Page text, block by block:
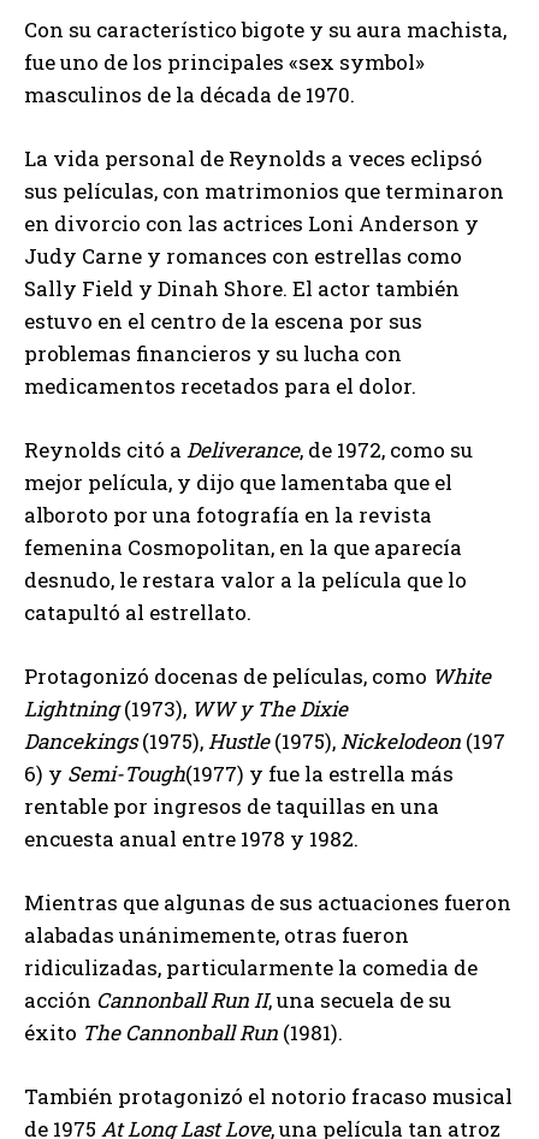
Con su característico bigote y su aura machista,
fue uno de los principales «sex symbol»
masculinos de la década de 1970.
La vida personal de Reynolds a veces eclipsó
sus películas, con matrimonios que terminaron
en divorcio con las actrices Loni Anderson y
Judy Carne y romances con estrellas como
Sally Field y Dinah Shore. El actor también
estuvo en el centro de la escena por sus
problemas financieros y su lucha con
medicamentos recetados para el dolor.
Reynolds citó a Deliverance, de 1972, como su
mejor película, y dijo que lamentaba que el
alboroto por una fotografía en la revista
femenina Cosmopolitan, en la que aparecía
desnudo, le restara valor a la película que lo
catapultó al estrellato.
Protagonizó docenas de películas, como White
Lightning(1973), WW y The Dixie
Dancekings(1975),Hustle(1975),Nickelodeon (197
6) y Semi-Tough(1977) y fue la estrella más
rentable por ingresos de taquillas en una
encuesta anual entre 1978 y 1982.
Mientras que algunas de sus actuaciones fueron
alabadas unánimemente, otras fueron
ridiculizadas, particularmente la comedia de
acción Cannonball Run II, una secuela de su
éxito The Cannonball Run (1981).
También protagonizó el notorio fracaso musical
de 1975 At Long Last Love, una película tan atroz